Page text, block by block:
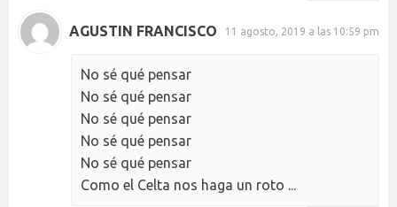
AGUSTIN FRANCISCO 11 agosto, 2019 a las 10:59 pm
No sé qué pensar
No sé qué pensar
No sé qué pensar
No sé qué pensar
No sé qué pensar
Como el Celta nos haga un roto ...